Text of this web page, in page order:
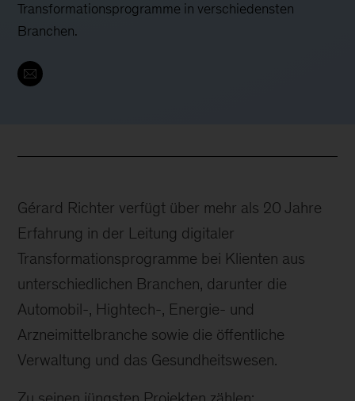
Transformationsprogramme in verschiedensten
Branchen.
Gérard Richter verfügt über mehr als 20 Jahre
Erfahrung in der Leitung digitaler
Transformationsprogramme bei Klienten aus
unterschiedlichen Branchen, darunter die
Automobil-, Hightech-, Energie- und
Arzneimittelbranche sowie die öffentliche
Verwaltung und das Gesundheitswesen.